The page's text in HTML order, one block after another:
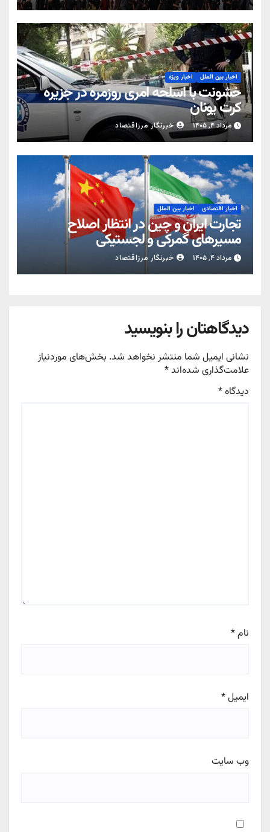
اخبار بین الملل اخبار ویژه
خشونت با اسلحه امری روزمره در جزیره
کرت یونان
مرداد ۴, ۱۴۰۵ خبرنگار مرزاقتصاد
اخبار اقتصادی اخبار بین الملل
تجارت ایران و چین در انتظار اصلاح
مسیرهای گمرکی و لجستیکی
مرداد ۴, ۱۴۰۵ خبرنگار مرزاقتصاد
دیدگاهتان را بنویسید
نشانی ایمیل شما منتشر نخواهد شد. بخش‌های موردنیاز
علامت‌گذاری شده‌اند*
دیدگاه*
نام*
ایمیل*
وب‌ سایت